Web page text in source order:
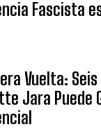
Fascista
Vuelta:
Jara Puede